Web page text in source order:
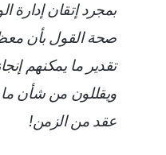
بمجرد إتقان
صحة القول بأن
تقدير ما يمكنهم
ويقللون من شأن
عقد من الزمن!